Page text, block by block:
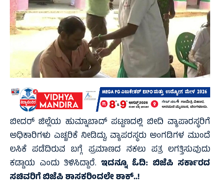
ಬೀದರ್ ಜಿಲ್ಲೆಯ ಹುಮ್ನಾಬಾದ್ ಪಟ್ಟಣದಲ್ಲಿ ಬೀದಿ ವ್ಯಾಪಾರಸ್ಥರಿಗೆ
ಅಧಿಕಾರಿಗಳು ಎಚ್ಚರಿಕೆ ನೀಡಿದ್ದು, ವ್ಯಾಪರಸ್ಥರು ಅಂಗಡಿಗಳ ಮುಂದೆ
ಲಸಿಕೆ ಪಡೆದಿರುವ ಬಗ್ಗೆ ಪ್ರಮಾಣದ ನಕಲು ಪತ್ರ ಲಗತ್ತಿಸುವುದು
ಕಡ್ಡಾಯ ಎಂದು ತಿಳಿಸಿದ್ದಾರೆ. ಇದನ್ನೂ ಓದಿ: ಬಿಜೆಪಿ ಸರ್ಕಾರದ
ಸಚಿವರಿಗೆ ಬಿಜೆಪಿ ಶಾಸಕರಿಂದಲೇ ಶಾಕ್..!